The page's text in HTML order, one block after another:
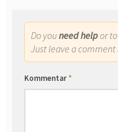
Do youneed helpor to
Just leave a
Kommentar*